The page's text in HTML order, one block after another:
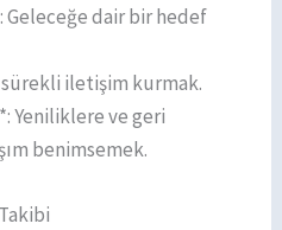
Geleceğe dair bir hedef
iletişim kurmak.
Yeniliklere ve geri
benimsemek.